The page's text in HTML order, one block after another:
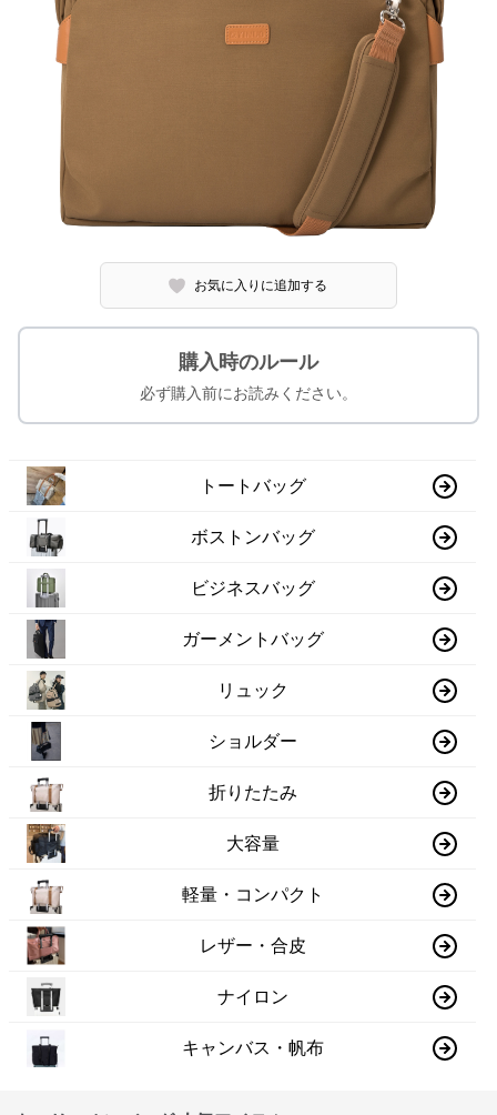
お気に入りに追加する
購入時のルール
必ず購入前にお読みください。
トートバッグ
ボストンバッグ
ビジネスバッグ
ガーメントバッグ
リュック
ショルダー
折りたたみ
大容量
軽量・コンパクト
レザー・合皮
ナイロン
キャンバス・帆布